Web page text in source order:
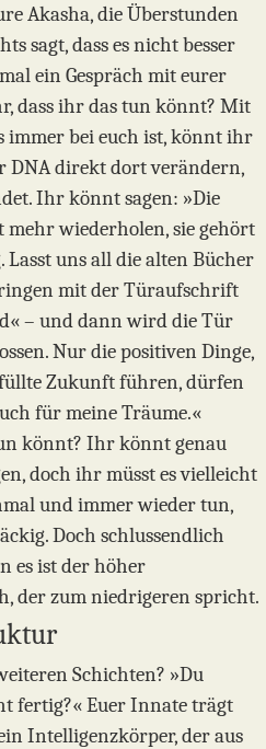
Akasha, die Überstunden
sagt, dass es nicht besser
ein Gespräch mit eurer
dass ihr das tun könnt? Mit
immer bei euch ist, könnt ihr
DNA direkt dort verändern,
Ihr könnt sagen: »Die
wiederholen, sie gehört
uns all die alten Bücher
mit der Türaufschrift
– und dann wird die Tür
Nur die positiven Dinge,
Zukunft führen, dürfen
für meine Träume.«
könnt? Ihr könnt genau
doch ihr müsst es vielleicht
und immer wieder tun,
Doch schlussendlich
es ist der höher
der zum niedrigeren spricht.
Schichten? »Du
fertig?« Euer Innate trägt
Intelligenzkörper, der aus